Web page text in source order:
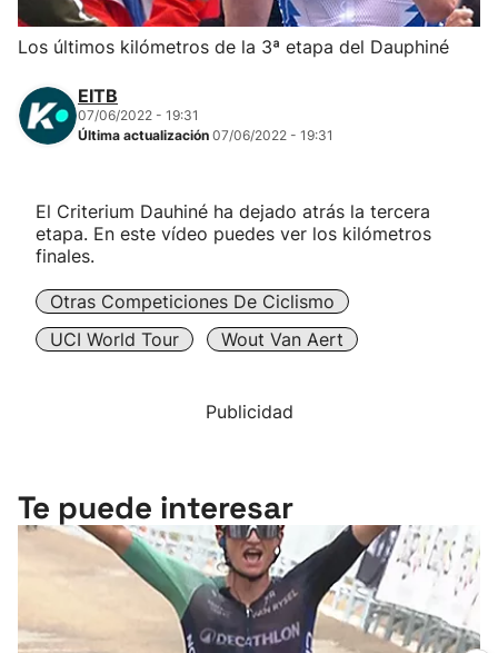
Balonmano
Kirolak 360
Carreras de montaña
Más deportes
Los últimos kilómetros de la 3ª etapa del Dauphiné
EITB
07/06/2022 - 19:31
Última actualización 07/06/2022 - 19:31
El Criterium Dauhiné ha dejado atrás la tercera
etapa. En este vídeo puedes ver los kilómetros
finales.
Otras Competiciones De Ciclismo
UCI World Tour
Wout Van Aert
Publicidad
Te puede interesar